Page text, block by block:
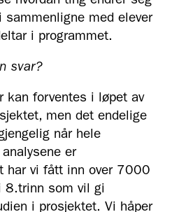
med elever
i programmet.
svar?
kan forventes i løpet av
men det endelige
når hele
er
har vi fått inn over 7000
8.trinn som vil gi
i prosjektet. Vi håper